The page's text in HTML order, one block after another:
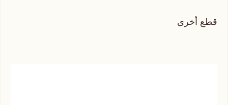
قطع أخرى